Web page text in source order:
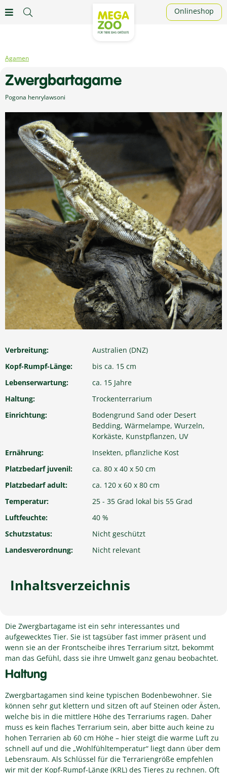
Onlineshop
Agamen
Zwergbartagame
Pogona henrylawsoni
Verbreitung:
Australien (DNZ)
Kopf-Rumpf-Länge:
bis ca. 15 cm
Lebenserwartung:
ca. 15 Jahre
Haltung:
Trockenterrarium
Einrichtung:
Bodengrund Sand oder Desert
Bedding, Wärmelampe, Wurzeln,
Korkäste, Kunstpflanzen, UV
Ernährung:
Insekten, pflanzliche Kost
Platzbedarf juvenil:
ca. 80 x 40 x 50 cm
Platzbedarf adult:
ca. 120 x 60 x 80 cm
Temperatur:
25 - 35 Grad lokal bis 55 Grad
Luftfeuchte:
40 %
Schutzstatus:
Nicht geschützt
Landesverordnung:
Nicht relevant
Inhaltsverzeichnis
Die Zwergbartagame ist ein sehr interessantes und
aufgewecktes Tier. Sie ist tagsüber fast immer präsent und
wenn sie an der Frontscheibe ihres Terrarium sitzt, bekommt
man das Gefühl, dass sie ihre Umwelt ganz genau beobachtet.
Haltung
Zwergbartagamen sind keine typischen Bodenbewohner. Sie
können sehr gut klettern und sitzen oft auf Steinen oder Ästen,
welche bis in die mittlere Höhe des Terrariums ragen. Daher
muss es kein flaches Terrarium sein, aber bitte auch keine zu
hohen Terrarien ab 60 cm Höhe – hier steigt die warme Luft zu
schnell auf und die „Wohlfühltemperatur“ liegt dann über dem
Lebensraum. Als Schlüssel für die Terrariengröße empfehlen
wir mit der Kopf-Rumpf-Länge (KRL) des Tieres zu rechnen. Oft